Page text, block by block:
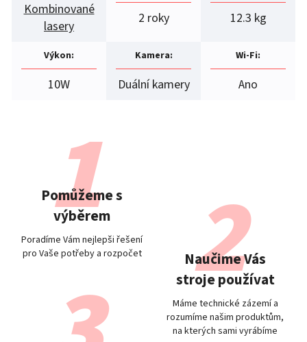
Kombinované
lasery
2 roky 12.3 kg
Výkon:
10W
Kamera:
Duální kamery
Wi-Fi:
Ano
Pomůžeme s
výběrem
Poradíme Vám nejlepši řešení
pro Vaše potřeby a rozpočet
Naučime Vás
stroje používat
Máme technické zázemí a
rozumíme našim produktům,
na kterých sami vyrábíme